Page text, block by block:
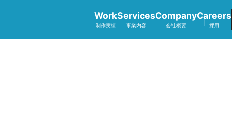
Work
制作実績
Services
事業内容
Company
会社概要
Careers
採用